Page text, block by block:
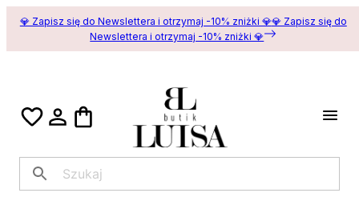
💎 Zapisz się do Newslettera i otrzymaj -10% zniżki 💎💎 Zapisz się do
Newslettera i otrzymaj -10% zniżki 💎